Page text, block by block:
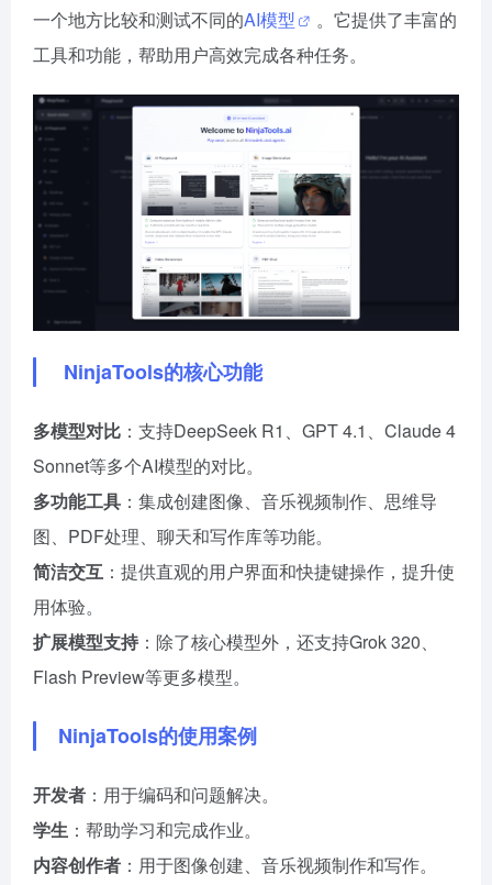
一个地方比较和测试不同的AI模型
。它提供了丰富的
工具和功能，帮助用户高效完成各种任务。
NinjaTools的核心功能
多模型对比 ：支持DeepSeek R1、GPT 4.1、Claude 4
Sonnet等多个AI模型的对比。
多功能工具 ：集成创建图像、音乐视频制作、思维导
图、PDF处理、聊天和写作库等功能。
简洁交互 ：提供直观的用户界面和快捷键操作，提升使
用体验。
扩展模型支持 ：除了核心模型外，还支持Grok 320、
Flash Preview等更多模型。
NinjaTools的使用案例
开发者 ：用于编码和问题解决。
学生 ：帮助学习和完成作业。
内容创作者 ：用于图像创建、音乐视频制作和写作。